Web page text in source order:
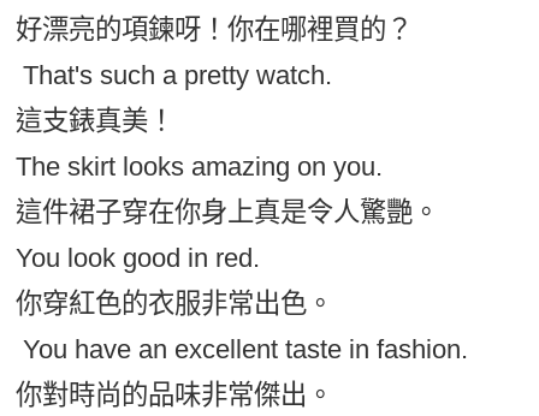
好漂亮的項鍊呀！你在哪裡買的？
That's such a pretty watch.
這支錶真美！
The skirt looks amazing on you.
這件裙子穿在你身上真是令人驚艷。
You look good in red.
你穿紅色的衣服非常出色。
You have an excellent taste in fashion.
你對時尚的品味非常傑出。